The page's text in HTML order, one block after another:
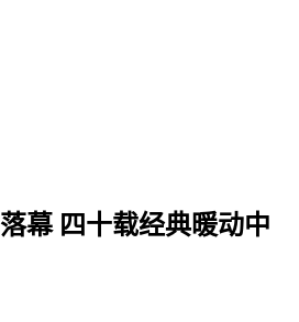
幕 四十载经典暖动中